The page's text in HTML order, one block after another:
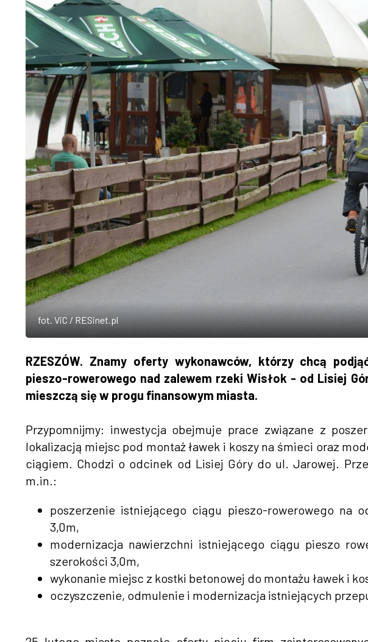
fot. ViC / RESinet.pl
RZESZÓW. Znamy oferty wykonawców, którzy chcą
pieszo-rowerowego nad zalewem rzeki Wisłok - od Lisiej
mieszczą się w progu finansowym miasta.
Przypomnijmy: inwestycja obejmuje prace związane z
lokalizacją miejsc pod montaż ławek i koszy na śmieci oraz
ciągiem. Chodzi o odcinek od Lisiej Góry do ul. Jarowej.
m.in.:
poszerzenie istniejącego ciągu pieszo-rowerowego na
3,0m,
modernizacja nawierzchni istniejącego ciągu pieszo
szerokości 3,0m,
wykonanie miejsc z kostki betonowej do montażu ławek i
oczyszczenie, odmulenie i modernizacja istniejących